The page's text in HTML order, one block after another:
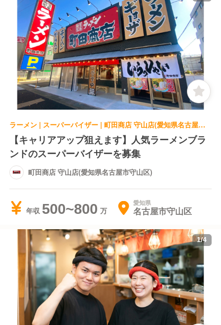
ラーメン | スーパーバイザー | 町田商店 守山店(愛知県名古屋市守山区)
【キャリアアップ狙えます】人気ラーメンブラ
ンドのスーパーバイザーを募集
町田商店 守山店(愛知県名古屋市守山区)
年収 500~800 愛知県
名古屋市守山区
1/4